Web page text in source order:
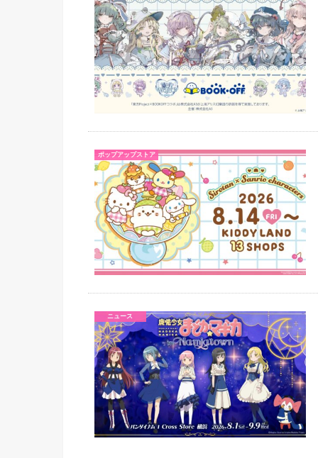
ポップアップストア
ニュース